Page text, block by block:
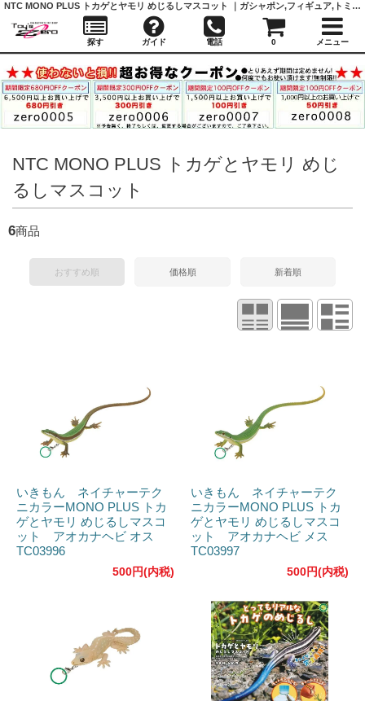
NTC MONO PLUS トカゲとヤモリ めじ
るしマスコット
6商品
おすすめ順 価格順 新着順
いきもん ネイチャーテク
ニカラーMONO PLUS トカ
ゲとヤモリ めじるしマスコ
ット アオカナヘビ オス
TC03996
500円(内税)
いきもん ネイチャーテク
ニカラーMONO PLUS トカ
ゲとヤモリ めじるしマスコ
ット アオカナヘビ メス
TC03997
500円(内税)
NTC MONO PLUS トカゲとヤモリ めじるしマスコット ｜ガシャポン,フィギュア,トミカ,食玩,販売,通販,大阪,日本橋, 『Toy's Zero』 トイズゼロ
探す ガイド 電話 0 メニュー